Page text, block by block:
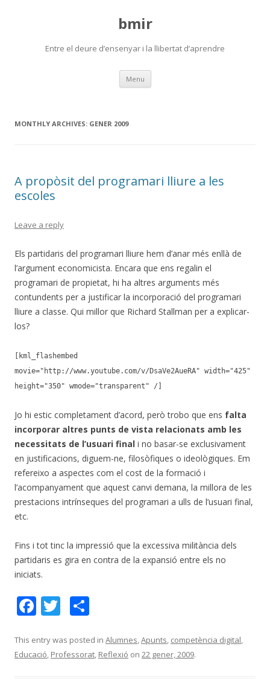
bmir
Entre el deure d’ensenyar i la llibertat d’aprendre
Menu Skip
content
MONTHLY ARCHIVES: GENER 2009
A propòsit del programari lliure a les
escoles
Leave a reply
Els partidaris del programari lliure hem d’anar més enllà de
l’argument economicista. Encara que ens regalin el
programari de propietat, hi ha altres arguments més
contundents per a justificar la incorporació del programari
lliure a classe. Qui millor que Richard Stallman per a explicar-
los?
[kml_flashembed
movie="http://www.youtube.com/v/DsaVe2AueRA" width="425"
height="350" wmode="transparent" /]
Jo hi estic completament d’acord, però trobo que ens falta
incorporar altres punts de vista relacionats amb les
necessitats de l’usuari final i no basar-se exclusivament
en justificacions, diguem-ne, filosòfiques o ideològiques. Em
refereixo a aspectes com el cost de la formació i
l’acompanyament que aquest canvi demana, la millora de les
prestacions intrínseques del programari a ulls de l’usuari final,
etc.
Fins i tot tinc la impressió que la excessiva militància dels
partidaris es gira en contra de la expansió entre els no
iniciats.
F
e
b
T
itt
er
m
p
This entry was posted in Alumnes,Apunts, competència digital,
Educació, Professorat, Reflexió on 22 gener, 2009.